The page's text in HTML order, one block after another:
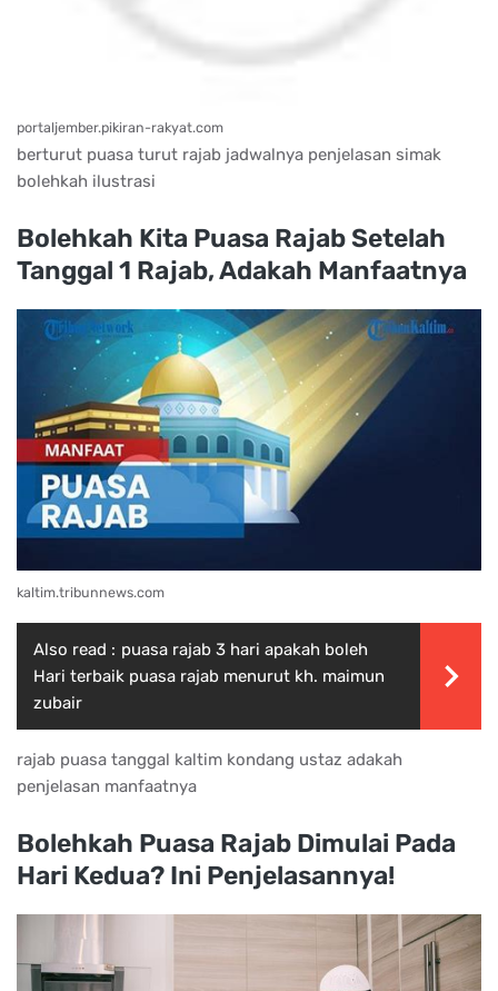
portaljember.pikiran-rakyat.com
berturut puasa turut rajab jadwalnya penjelasan simak
bolehkah ilustrasi
Bolehkah Kita Puasa Rajab Setelah
Tanggal 1 Rajab, Adakah Manfaatnya
kaltim.tribunnews.com
Also read : puasa rajab 3 hari apakah boleh
Hari terbaik puasa rajab menurut kh. maimun
zubair
rajab puasa tanggal kaltim kondang ustaz adakah
penjelasan manfaatnya
Bolehkah Puasa Rajab Dimulai Pada
Hari Kedua? Ini Penjelasannya!